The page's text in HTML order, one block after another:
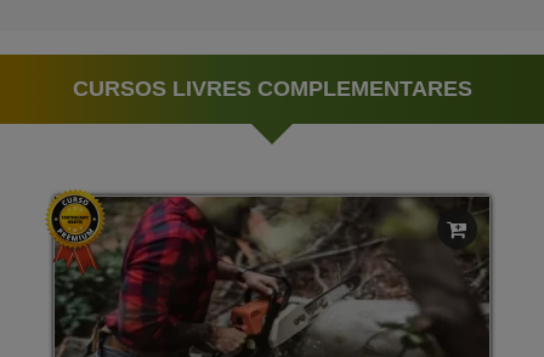
CURSOS LIVRES COMPLEMENTARES